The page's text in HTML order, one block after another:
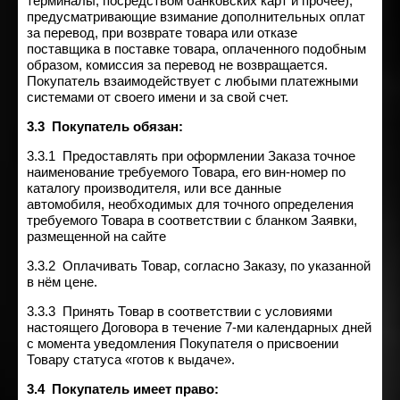
предусматривающие взимание дополнительных оплат
за перевод, при возврате товара или отказе
поставщика в поставке товара, оплаченного подобным
образом, комиссия за перевод не возвращается.
Покупатель взаимодействует с любыми платежными
системами от своего имени и за свой счет.
3.3 Покупатель обязан:
3.3.1 Предоставлять при оформлении Заказа точное
наименование требуемого Товара, его вин-номер по
каталогу производителя, или все данные
автомобиля, необходимых для точного определения
требуемого Товара в соответствии с бланком Заявки,
размещенной на сайте
3.3.2 Оплачивать Товар, согласно Заказу, по указанной
в нём цене.
3.3.3 Принять Товар в соответствии с условиями
настоящего Договора в течение 7-ми календарных дней
с момента уведомления Покупателя о присвоении
Товару статуса «готов к выдаче».
3.4 Покупатель имеет право: